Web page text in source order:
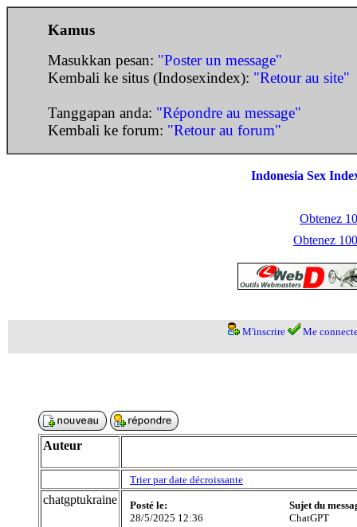
Kamus
Masukkan pesan: "Poster un message"
Kembali ke situs (Indosexindex): "Retour au site"
Tanggapan anda: "Répondre au message"
Kembali ke forum: "Retour au forum"
Indonesia Sex
Obtenez
Obtenez
M'inscrire Me
Auteur
Trier par date décroissante
chatgptukraine
Posté le:
28/5/2025 12:36
Sujet du
ChatGPT